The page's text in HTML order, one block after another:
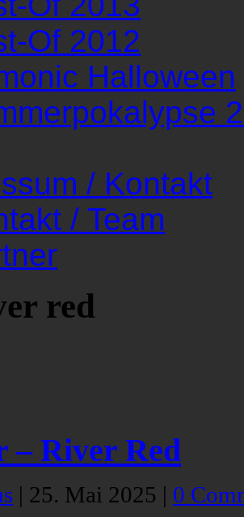
Of 2012
Halloween
/ Kontakt
/ Team
red
River Red
| 25. Mai 2025 | 0